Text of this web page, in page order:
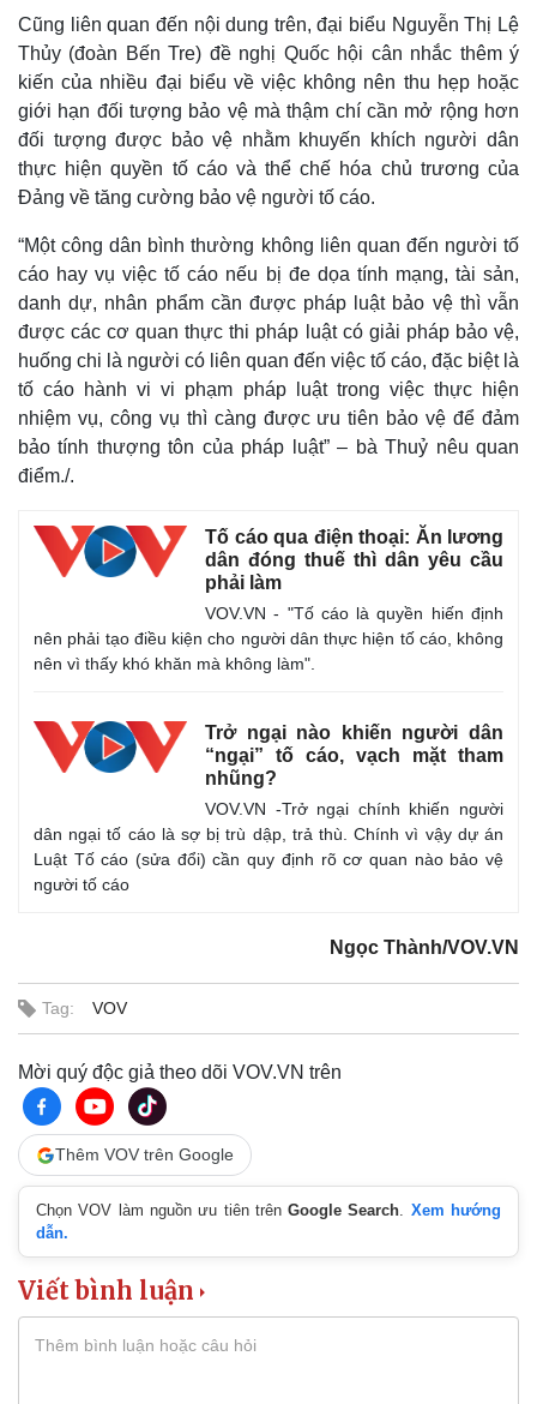
Thể thao
Thế giới thể thao
eSports
Ô tô - Xe máy
Tư vấn
Cũng liên quan đến nội dung trên, đại biểu Nguyễn Thị Lệ
Thủy (đoàn Bến Tre) đề nghị Quốc hội cân nhắc thêm ý
kiến của nhiều đại biểu về việc không nên thu hẹp hoặc
giới hạn đối tượng bảo vệ mà thậm chí cần mở rộng hơn
đối tượng được bảo vệ nhằm khuyến khích người dân
thực hiện quyền tố cáo và thể chế hóa chủ trương của
Đảng về tăng cường bảo vệ người tố cáo.
“Một công dân bình thường không liên quan đến người tố
cáo hay vụ việc tố cáo nếu bị đe dọa tính mạng, tài sản,
danh dự, nhân phẩm cần được pháp luật bảo vệ thì vẫn
được các cơ quan thực thi pháp luật có giải pháp bảo vệ,
huống chi là người có liên quan đến việc tố cáo, đặc biệt là
tố cáo hành vi vi phạm pháp luật trong việc thực hiện
nhiệm vụ, công vụ thì càng được ưu tiên bảo vệ để đảm
bảo tính thượng tôn của pháp luật” – bà Thuỷ nêu quan
điểm./.
Tố cáo qua điện thoại: Ăn lương
dân đóng thuế thì dân yêu cầu
phải làm
VOV.VN - "Tố cáo là quyền hiến định
nên phải tạo điều kiện cho người dân thực hiện tố cáo, không
nên vì thấy khó khăn mà không làm".
Trở ngại nào khiến người dân
“ngại” tố cáo, vạch mặt tham
nhũng?
VOV.VN -Trở ngại chính khiến người
dân ngại tố cáo là sợ bị trù dập, trả thù. Chính vì vậy dự án
Luật Tố cáo (sửa đổi) cần quy định rõ cơ quan nào bảo vệ
người tố cáo
Ngọc Thành/VOV.VN
Tag: VOV
Mời quý độc giả theo dõi VOV.VN trên
Thêm VOV trên Google
Chọn VOV làm nguồn ưu tiên trênGoogle Search. Xem hướng
dẫn.
Viết bình luận